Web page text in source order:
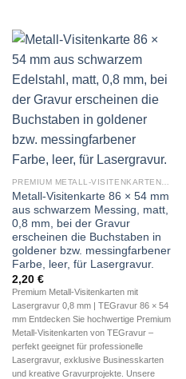
PREMIUM METALL-VISITENKARTEN (BLANKO METALLKARTEN 0,8 MM)
Metall-Visitenkarte 86 × 54 mm
aus schwarzem Messing, matt,
0,8 mm, bei der Gravur
erscheinen die Buchstaben in
goldener bzw. messingfarbener
Farbe, leer, für Lasergravur.
2,20 €
Premium Metall-Visitenkarten mit
Lasergravur 0,8 mm | TEGravur 86 × 54
mm Entdecken Sie hochwertige Premium
Metall-Visitenkarten von TEGravur –
perfekt geeignet für professionelle
Lasergravur, exklusive Businesskarten
und kreative Gravurprojekte. Unsere